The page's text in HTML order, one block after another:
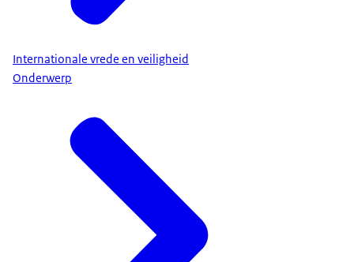
Internationale vrede en veiligheid
Onderwerp